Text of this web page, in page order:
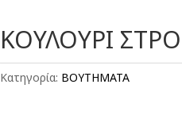
ΚΟΥΛΟΥΡΙ
Κατηγορία: ΒΟΥΤΗΜΑΤΑ